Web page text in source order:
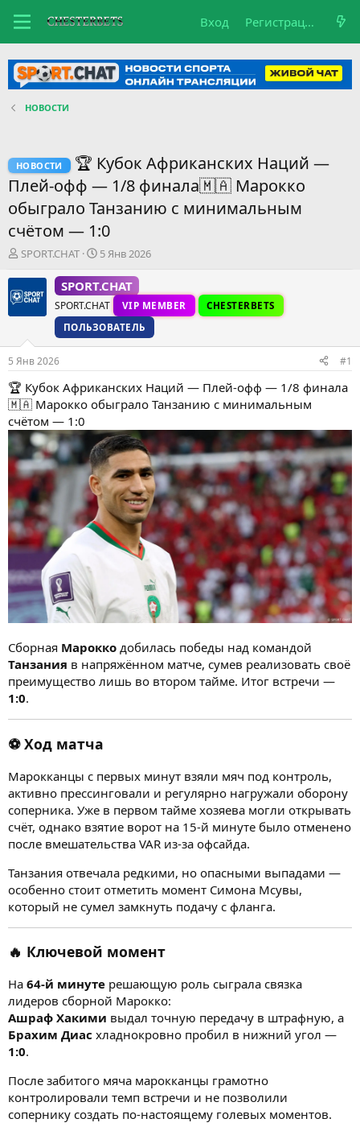
Вход Регистрация
НОВОСТИ
НОВОСТИ
🏆 Кубок Африканских Наций —
Плей-офф — 1/8 финала🇲🇦 Марокко
обыграло Танзанию с минимальным
счётом — 1:0
А
т
о
е
м
ы
SPORT.CHAT
Д
т
а
н
а
ч
л
а
5 Янв 2026
SPORT.CHAT
SPORT.CHAT VIP MEMBER
CHESTERBETS
ПОЛЬЗОВАТЕЛЬ
5 Янв 2026 #1
🏆 Кубок Африканских Наций — Плей-офф — 1/8 финала
🇲🇦 Марокко обыграло Танзанию с минимальным
счётом — 1:0
Сборная Марокко добилась победы над командой
Танзания в напряжённом матче, сумев реализовать своё
преимущество лишь во втором тайме. Итог встречи —
1:0.
⚽ Ход матча
Марокканцы с первых минут взяли мяч под контроль,
активно прессинговали и регулярно нагружали оборону
соперника. Уже в первом тайме хозяева могли открывать
счёт, однако взятие ворот на 15-й минуте было отменено
после вмешательства VAR из-за офсайда.
Танзания отвечала редкими, но опасными выпадами —
особенно стоит отметить момент Симона Мсувы,
который не сумел замкнуть подачу с фланга.
🔥 Ключевой момент
На 64-й минуте решающую роль сыграла связка
лидеров сборной Марокко:
Ашраф Хакими выдал точную передачу в штрафную, а
Брахим Диас хладнокровно пробил в нижний угол —
1:0.
После забитого мяча марокканцы грамотно
контролировали темп встречи и не позволили
сопернику создать по-настоящему голевых моментов.